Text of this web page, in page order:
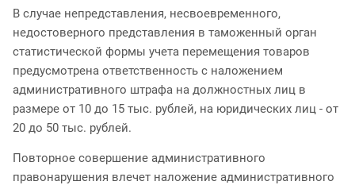
В случае непредставления, несвоевременного,
недостоверного представления в таможенный орган
статистической формы учета перемещения товаров
предусмотрена ответственность с наложением
административного штрафа на должностных лиц в
размере от 10 до 15 тыс. рублей, на юридических лиц - от
20 до 50 тыс. рублей.
Повторное совершение административного
правонарушения влечет наложение административного